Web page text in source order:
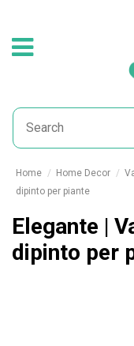
Home Home Decor
dipinto per piante
Elegante |
dipinto per